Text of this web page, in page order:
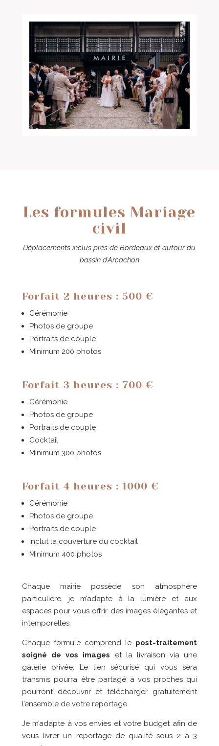
Les formules Mariage
civil
Déplacements inclus près de Bordeaux et autour du
bassin d’Arcachon
Forfait 2 heures : 500 €
Cérémonie
Photos de groupe
Portraits de couple
Minimum 200 photos
Forfait 3 heures : 700 €
Cérémonie
Photos de groupe
Portraits de couple
Cocktail
Minimum 300 photos
Forfait 4 heures : 1000 €
Cérémonie
Photos de groupe
Portraits de couple
Inclut la couverture du cocktail
Minimum 400 photos
Chaque mairie possède son atmosphère
particulière, je m’adapte à la lumière et aux
espaces pour vous offrir des images élégantes et
intemporelles.
Chaque formule comprend le post-traitement
soigné de vos images et la livraison via une
galerie privée. Le lien sécurisé qui vous sera
transmis pourra être partagé à vos proches qui
pourront découvrir et télécharger gratuitement
l’ensemble de votre reportage.
Je m’adapte à vos envies et votre budget afin de
vous livrer un reportage de qualité sous 2 à 3